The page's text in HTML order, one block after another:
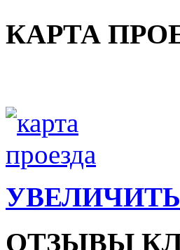
КАРТА
УВЕЛИЧИТЬ
ОТЗЫВЫ